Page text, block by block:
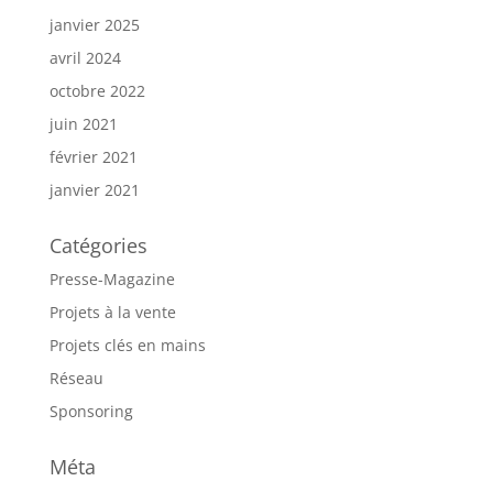
janvier 2025
avril 2024
octobre 2022
juin 2021
février 2021
janvier 2021
Catégories
Presse-Magazine
Projets à la vente
Projets clés en mains
Réseau
Sponsoring
Méta